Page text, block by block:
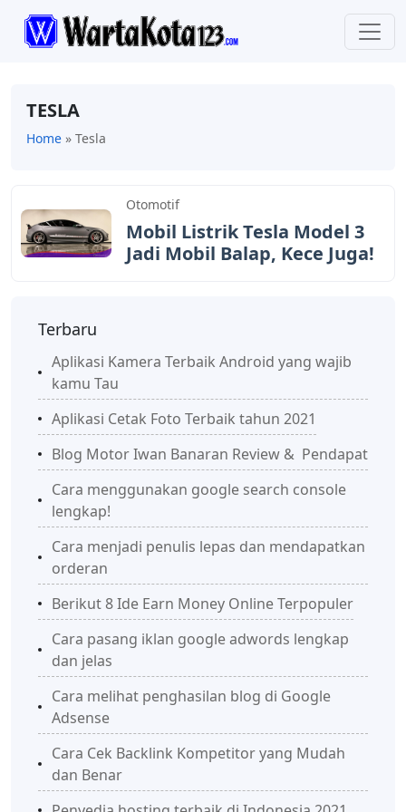
TESLA
Home » Tesla
Otomotif
Mobil Listrik Tesla Model 3
Jadi Mobil Balap, Kece Juga!
Terbaru
Aplikasi Kamera Terbaik Android yang wajib
kamu Tau
Aplikasi Cetak Foto Terbaik tahun 2021
Blog Motor Iwan Banaran Review & Pendapat
Cara menggunakan google search console
lengkap!
Cara menjadi penulis lepas dan mendapatkan
orderan
Berikut 8 Ide Earn Money Online Terpopuler
Cara pasang iklan google adwords lengkap
dan jelas
Cara melihat penghasilan blog di Google
Adsense
Cara Cek Backlink Kompetitor yang Mudah
dan Benar